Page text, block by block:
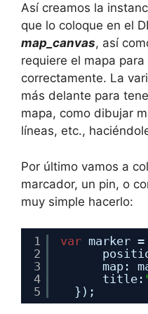
Así creamos la
que lo coloque en el
map_canvas, así
requiere el mapa
correctamente. La
más delante para
mapa, como dibujar
líneas, etc.,
Por último vamos a
marcador, un pin, o
muy simple hacerlo:
1
2
3
4
5
var marker =
map:
title:
});